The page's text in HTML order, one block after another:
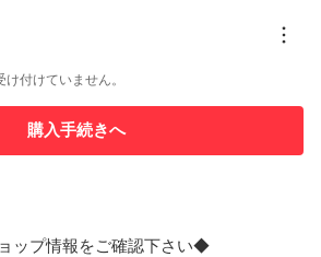
付けていません。
購入手続きへ
ップ情報をご確認下さい◆